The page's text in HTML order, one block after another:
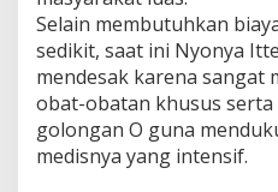
n
d
a
n
D
o
n
o
Selain membutuhkan
sedikit, saat ini Nyonya
mendesak karena sangat
obat-obatan khusus
golongan O guna
medisnya yang intensif.